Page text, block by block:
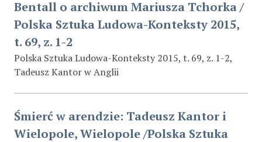
Bentall o archiwum Mariusza Tchorka /
Polska Sztuka Ludowa-Konteksty 2015,
t. 69, z. 1-2
Polska Sztuka Ludowa-Konteksty 2015, t. 69, z. 1-2,
Tadeusz Kantor w Anglii
Śmierć w arendzie: Tadeusz Kantor i
Wielopole, Wielopole /Polska Sztuka